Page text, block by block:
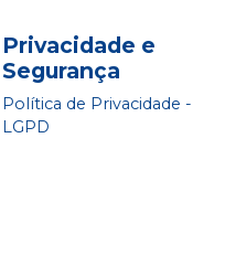
Privacidade e
Segurança
Política de Privacidade -
LGPD